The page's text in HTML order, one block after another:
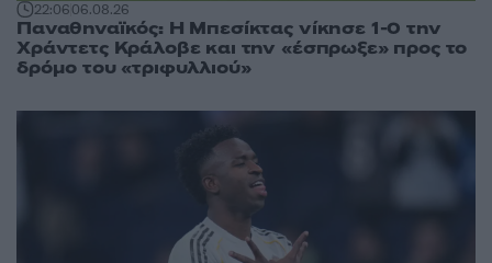
22:0606.08.26
Παναθηναϊκός: Η Μπεσίκτας νίκησε 1-0 την
Χράντετς Κράλοβε και την «έσπρωξε» προς το
δρόμο του «τριφυλλιού»